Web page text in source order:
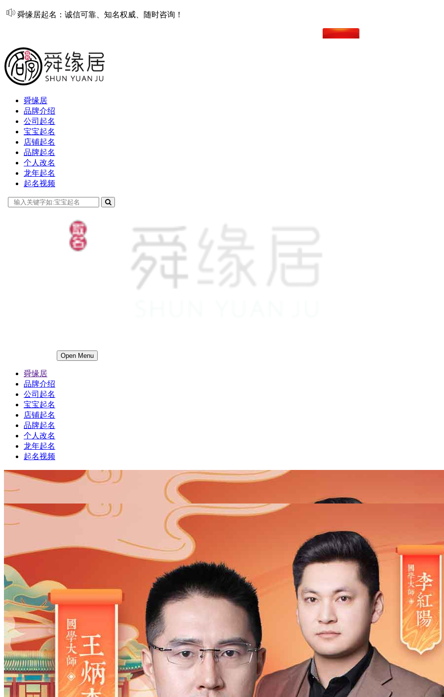
舜缘居起名：诚信可靠、知名权威、随时咨询！
舜缘居
品牌介绍
公司起名
宝宝起名
店铺起名
品牌起名
个人改名
龙年起名
起名视频
Open Menu
舜缘居
品牌介绍
公司起名
宝宝起名
店铺起名
品牌起名
个人改名
龙年起名
起名视频
男
男 女
出生时间
2026年 日2 0分
年
2028
2027 2026 2025 2024 2023 2022 2021 2020 2019 2018 2017 2016
2006
2005 2004 2003 2002 1998 1997 1996 1995 1994 1993 1992
1983
1982 1981 1980 1979 1977 1975 1974 1973 1972 1971 1969
1961
1960 1959 1958 1957 1955 1954 1953 1952 1951 1950 1948 1947